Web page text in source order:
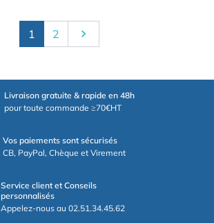
1 2 Suivant

Livraison gratuite & rapide en 48h
pour toute commande ≥70€HT
Vos paiements sont sécurisés
CB, PayPal, Chèque et Virement
Service client et Conseils
personnalisés
Appelez-nous au 02.51.34.45.62